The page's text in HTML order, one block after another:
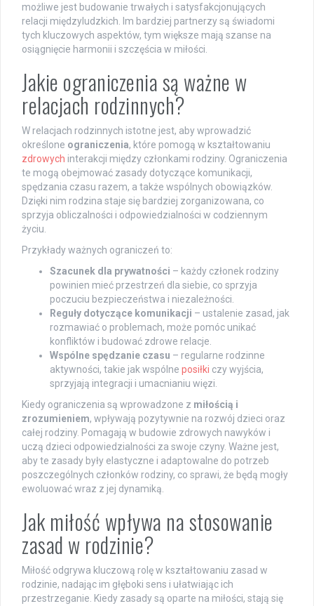
możliwe jest budowanie trwałych i satysfakcjonujących
relacji międzyludzkich. Im bardziej partnerzy są świadomi
tych kluczowych aspektów, tym większe mają szanse na
osiągnięcie harmonii i szczęścia w miłości.
Jakie ograniczenia są ważne w
relacjach rodzinnych?
W relacjach rodzinnych istotne jest, aby wprowadzić
określone ograniczenia, które pomogą w kształtowaniu
zdrowych interakcji między członkami rodziny. Ograniczenia
te mogą obejmować zasady dotyczące komunikacji,
spędzania czasu razem, a także wspólnych obowiązków.
Dzięki nim rodzina staje się bardziej zorganizowana, co
sprzyja obliczalności i odpowiedzialności w codziennym
życiu.
Przykłady ważnych ograniczeń to:
Szacunek dla prywatności – każdy członek rodziny
powinien mieć przestrzeń dla siebie, co sprzyja
poczuciu bezpieczeństwa i niezależności.
Reguły dotyczące komunikacji – ustalenie zasad, jak
rozmawiać o problemach, może pomóc unikać
konfliktów i budować zdrowe relacje.
Wspólne spędzanie czasu – regularne rodzinne
aktywności, takie jak wspólne posiłki czy wyjścia,
sprzyjają integracji i umacnianiu więzi.
Kiedy ograniczenia są wprowadzone z miłością i
zrozumieniem, wpływają pozytywnie na rozwój dzieci oraz
całej rodziny. Pomagają w budowie zdrowych nawyków i
uczą dzieci odpowiedzialności za swoje czyny. Ważne jest,
aby te zasady były elastyczne i adaptowalne do potrzeb
poszczególnych członków rodziny, co sprawi, że będą mogły
ewoluować wraz z jej dynamiką.
Jak miłość wpływa na stosowanie
zasad w rodzinie?
Miłość odgrywa kluczową rolę w kształtowaniu zasad w
rodzinie, nadając im głęboki sens i ułatwiając ich
przestrzeganie. Kiedy zasady są oparte na miłości, stają się